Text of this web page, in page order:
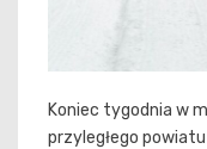
Koniec tygodnia w
przyległego